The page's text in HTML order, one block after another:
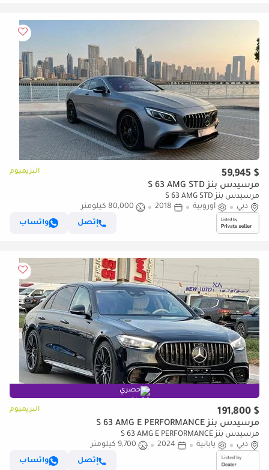
$ 59,945 البريميوم
مرسيدس بنز S 63 AMG STD
مرسيدس بنز S 63 AMG STD
دبي
أوروبية 2018
80,000 كيلومتر
إتصل
واتساب
حصري
$ 191,800 البريميوم
مرسيدس بنز S 63 AMG E PERFORMANCE
مرسيدس بنز S 63 AMG E PERFORMANCE
دبي
يابانية 2024
9,700 كيلومتر
إتصل
واتساب